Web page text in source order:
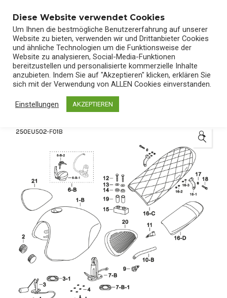
Start/Shop/Ersatzteile
🔍
Diese Website verwendet Cookies
Um Ihnen die bestmögliche Benutzererfahrung auf unserer
Website zu bieten, verwenden wir und Drittanbieter Cookies
und ähnliche Technologien um die Funktionsweise der
Website zu analysieren, Social-Media-Funktionen
bereitzustellen und personalisierte kommerzielle Inhalte
anzubieten. Indem Sie auf "Akzeptieren" klicken, erklären Sie
sich mit der Verwendung von ALLEN Cookies einverstanden.
Einstellungen AKZEPTIEREN